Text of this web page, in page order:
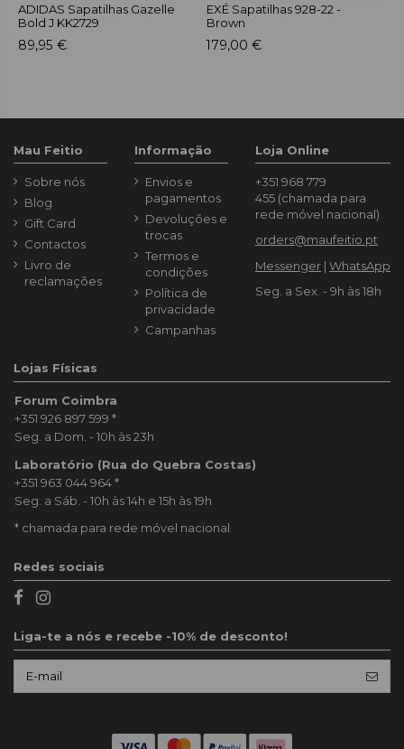
ADIDAS Sapatilhas Gazelle
Bold J KK2729
89,95 €
EXÉ Sapatilhas 928-22 -
Brown
179,00 €
Mau Feitio
Sobre nós
Blog
Gift Card
Contactos
Livro de
reclamações
Informação
Envios e
pagamentos
Devoluções e
trocas
Termos e
condições
Política de
privacidade
Campanhas
Loja Online
+351 968 779
455 (chamada para
rede móvel nacional)
orders@maufeitio.pt
Messenger | WhatsApp
Seg. a Sex. - 9h às 18h
Lojas Físicas
Forum Coimbra
+351 926 897 599 *
Seg. a Dom. - 10h às 23h
Laboratório (Rua do Quebra Costas)
+351 963 044 964*
Seg. a Sáb. - 10h às 14h e 15h às 19h
* chamada para rede móvel nacional
Redes sociais
Liga-te a nós e recebe -10% de desconto!